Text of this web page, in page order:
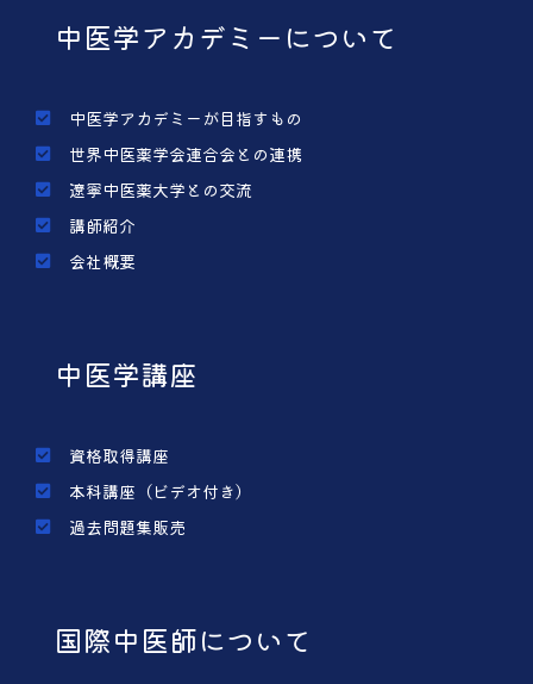
中医学アカデミーについて
中医学アカデミーが目指すもの
世界中医薬学会連合会との連携
遼寧中医薬大学との交流
講師紹介
会社概要
中医学講座
資格取得講座
本科講座（ビデオ付き）
過去問題集販売
国際中医師について